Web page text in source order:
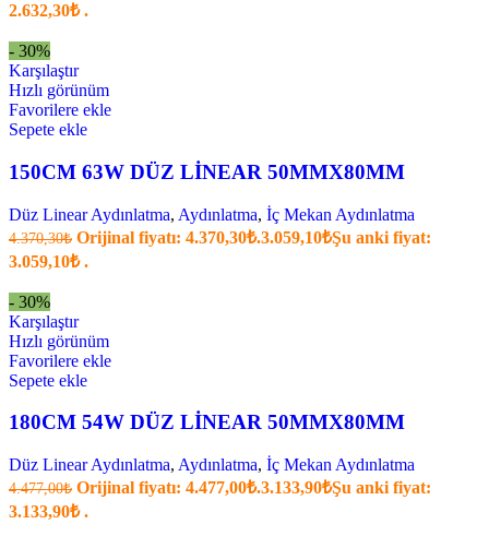
2.632,30₺ .
- 30%
Karşılaştır
Hızlı görünüm
Favorilere ekle
Sepete ekle
150CM 63W DÜZ LİNEAR 50MMX80MM
Düz Linear Aydınlatma, Aydınlatma, İç Mekan Aydınlatma
4.370,30₺ Orijinal fiyatı: 4.370,30₺.3.059,10₺Şu anki fiyat:
3.059,10₺ .
- 30%
Karşılaştır
Hızlı görünüm
Favorilere ekle
Sepete ekle
180CM 54W DÜZ LİNEAR 50MMX80MM
Düz Linear Aydınlatma, Aydınlatma, İç Mekan Aydınlatma
4.477,00₺ Orijinal fiyatı: 4.477,00₺.3.133,90₺Şu anki fiyat:
3.133,90₺ .